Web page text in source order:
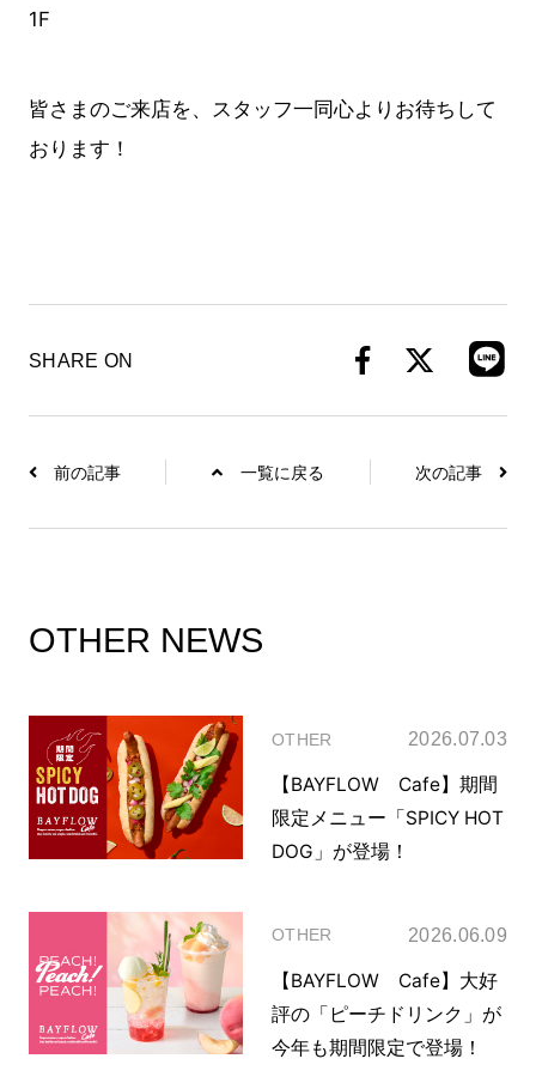
1F
皆さまのご来店を、スタッフ一同心よりお待ちして
おります！
SHARE ON
前の記事 一覧に戻る 次の記事
OTHER NEWS
OTHER 2026.07.03
【BAYFLOW Cafe】期間
限定メニュー「SPICY HOT
DOG」が登場！
OTHER 2026.06.09
【BAYFLOW Cafe】大好
評の「ピーチドリンク」が
今年も期間限定で登場！